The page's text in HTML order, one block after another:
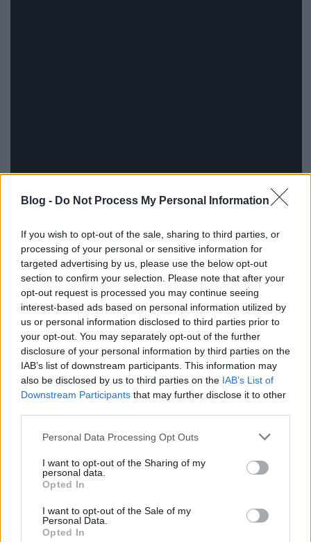
Blog - Do Not Process My Personal Information
If you wish to opt-out of the sale, sharing to third parties, or
processing of your personal or sensitive information for
targeted advertising by us, please use the below opt-out
section to confirm your selection. Please note that after your
opt-out request is processed you may continue seeing
interest-based ads based on personal information utilized by
us or personal information disclosed to third parties prior to
your opt-out. You may separately opt-out of the further
disclosure of your personal information by third parties on the
IAB’s list of downstream participants. This information may
also be disclosed by us to third parties on the IAB’s List of
Downstream Participants that may further disclose it to other
Please note that this website/app uses one or more Google
not limited to your visit or usage behaviour. You may click to
grant or deny consent to Google and its third-party tags to
use your data for below specified purposes in below Google
consent section.
Personal Data Processing Opt Outs
I want to opt-out of the Sharing of my
personal data.
Opted In
I want to opt-out of the Sale of my
Personal Data.
Opted In
A stílusát psychojazzként jellemzőFreakin Disco
Monster című albumáról márolvashattatoka
Lángolón. Nem túl valószínű, hogy a formáció a
tömegek ízlését keresi ezzel a kategorizálhatatlan,
sokféle stílust ötvöző zenével,
az viszont biztos, hogy kevés egyénibb, kiforrottabb
hallgatnivalóhoz juthat mostanában a magyar
közönség. Az albumhoz kapcsolódó első videót a
Rules című számhoz forgatták, és jól is tették: a
nagybőgő által meghatározott kompozíció ezidáig
az egyetlen énekes daluk, ami minden
lemez egészéhez, pláne, ha az azt vizuális
szempontból tökéletesen kiegészítő, bizarr
szörnyeket felvonultató, Freund Ádám által
rendezett videót is hozzávesszük. Nekem utóbbiról
valamiért a Donnie Darko ugrott be, de ez abból a
szempontból lényegtelen, hogy ha valaki rászán öt
egész percet, nagy eséllyel szívesen fedezi majd fel